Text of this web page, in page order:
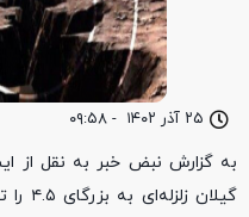
۲۵ آذر ۱۴۰۲ - ۰۹:۵۸
به گزارش نبض خبر به نقل از